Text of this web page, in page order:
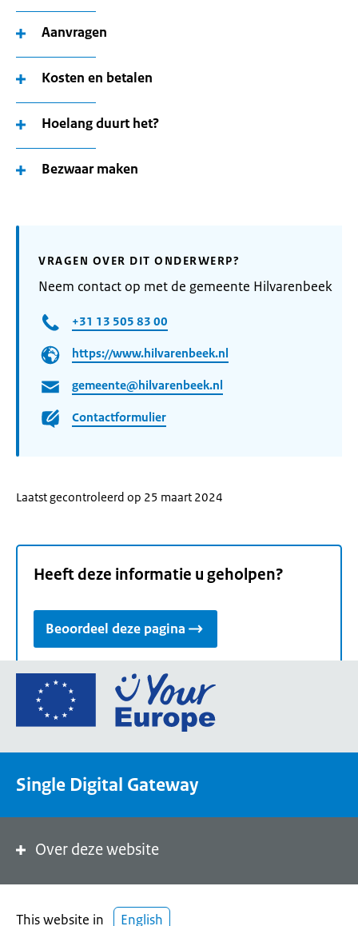
Aanvragen
Kosten en betalen
Hoelang duurt het?
Bezwaar maken
VRAGEN OVER DIT ONDERWERP?
Neem contact op met de gemeente Hilvarenbeek
+31 13 505 83 00
https://www.hilvarenbeek.nl
gemeente@hilvarenbeek.nl
Contactformulier
Laatst gecontroleerd op 25 maart 2024
Heeft deze informatie u geholpen?
Beoordeel deze pagina
Ga
de
een
de
Single Digital Gateway
Over deze website
This website in English